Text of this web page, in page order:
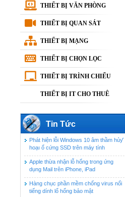
THIẾT BỊ VĂN PHÒNG
THIẾT BỊ QUAN SÁT
THIẾT BỊ MẠNG
THIẾT BỊ CHỌN LỌC
THIẾT BỊ TRÌNH CHIẾU
THIẾT BỊ IT CHO THUÊ
Tin Tức
Phát hiện lỗi Windows 10 âm thầm hủ‌ƴ
hoạ‌ı ổ cứng SSD trên máy tính
Apple thừa nhận lỗ hổng trong ứng
dụng Mail trên iPhone, iPad
Hàng chục phần mềm chống virus nổi
tiếng dính lổ hổng bảo mật